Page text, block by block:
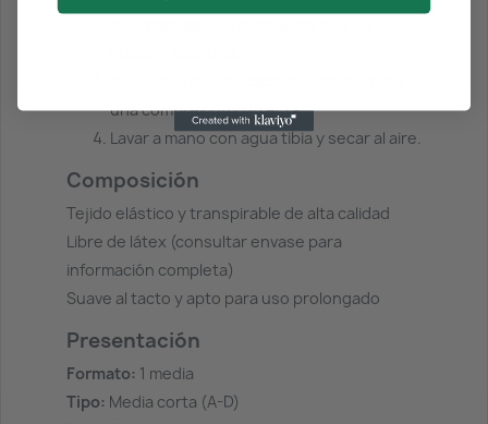
una compresión correcta.
Lavar a mano con agua tibia y secar al aire.
Composición
Tejido elástico y transpirable de alta calidad
Libre de látex (consultar envase para
información completa)
Suave al tacto y apto para uso prolongado
Presentación
Formato: 1 media
Tipo: Media corta (A-D)